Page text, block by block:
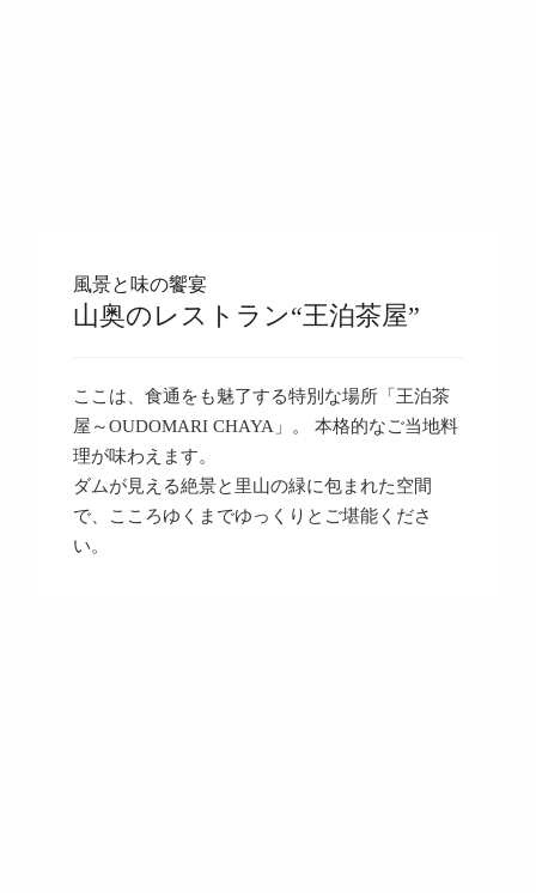
風景と味の饗宴
山奥のレストラン“王泊茶屋”
ここは、食通をも魅了する特別な場所「王泊茶
屋～OUDOMARI CHAYA」。 本格的なご当地料
理が味わえます。
ダムが見える絶景と里山の緑に包まれた空間
で、こころゆくまでゆっくりとご堪能くださ
い。